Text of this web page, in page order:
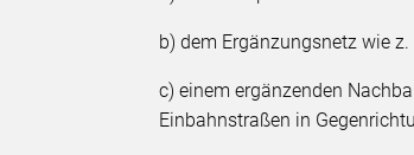
b) dem Ergänzungsnetz wie
c) einem ergänzenden
Einbahnstraßen in